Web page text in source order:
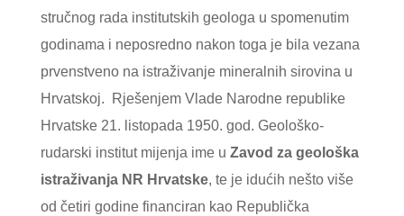
stručnog rada institutskih geologa u spomenutim
godinama i neposredno nakon toga je bila vezana
prvenstveno na istraživanje mineralnih sirovina u
Hrvatskoj. Rješenjem Vlade Narodne republike
Hrvatske 21. listopada 1950. god. Geološko-
rudarski institut mijenja ime u Zavod za geološka
istraživanja NR Hrvatske, te je idućih nešto više
od četiri godine financiran kao Republička